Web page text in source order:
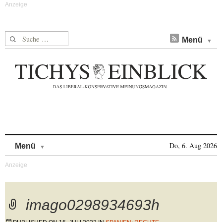
Suche nach: Menü
Menü Do, 6. Aug 2026
imago0298934693h